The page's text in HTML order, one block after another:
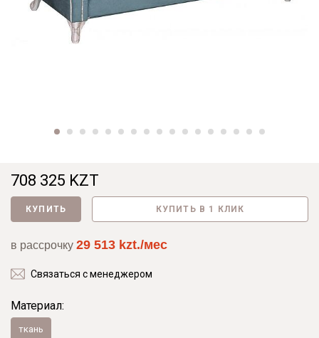
708 325 KZT
КУПИТЬ КУПИТЬ В 1 КЛИК
в рассрочку 29 513 kzt./мес
Связаться с менеджером
Материал:
ткань